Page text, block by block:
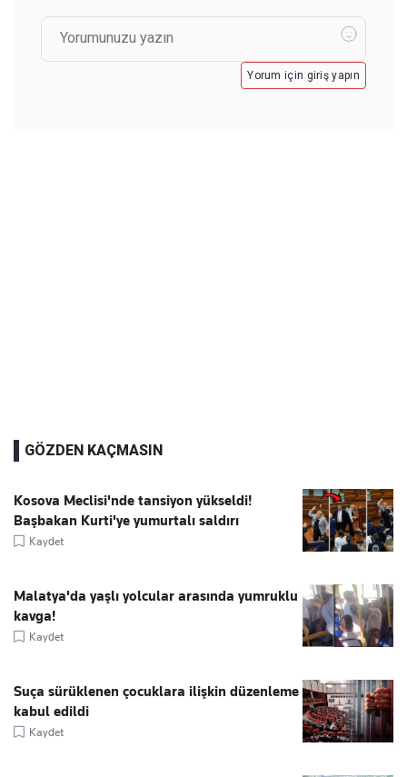
Yorum için giriş yapın
GÖZDEN KAÇMASIN
Kosova Meclisi'nde tansiyon yükseldi!
Başbakan Kurti'ye yumurtalı saldırı
Kaydet
Malatya'da yaşlı yolcular arasında yumruklu
kavga!
Kaydet
Suça sürüklenen çocuklara ilişkin düzenleme
kabul edildi
Kaydet